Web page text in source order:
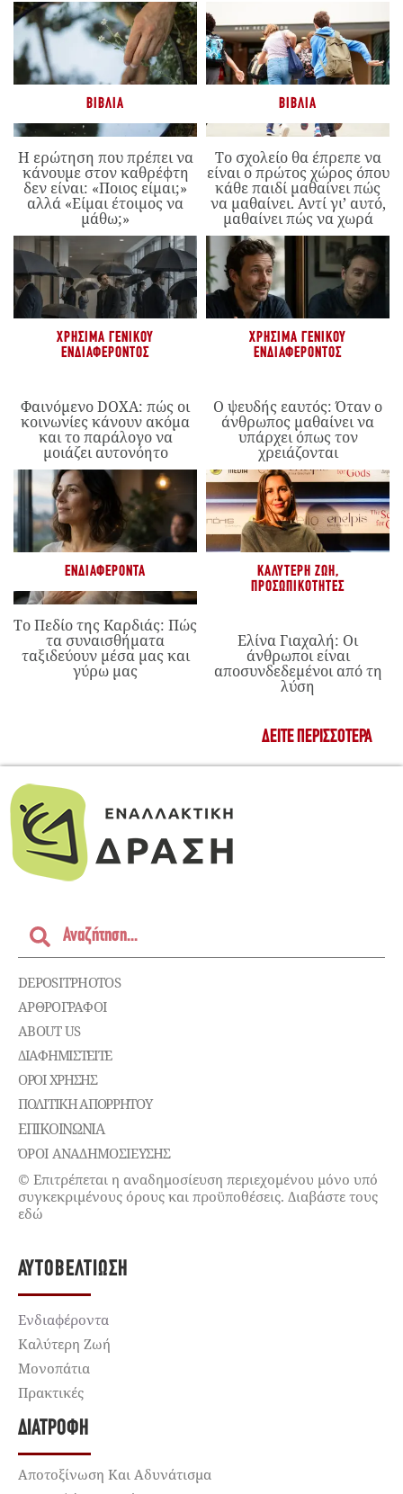
ΒΙΒΛΊΑ
Η ερώτηση που πρέπει να
κάνουμε στον καθρέφτη
δεν είναι: «Ποιος είμαι;»
αλλά «Είμαι έτοιμος να
μάθω;»
ΒΙΒΛΊΑ
Το σχολείο θα έπρεπε να
είναι ο πρώτος χώρος όπου
κάθε παιδί μαθαίνει πώς
να μαθαίνει. Αντί γι’ αυτό,
μαθαίνει πώς να χωρά
ΧΡΉΣΙΜΑ ΓΕΝΙΚΟΎ
ΕΝΔΙΑΦΈΡΟΝΤΟΣ
Φαινόμενο DOXA: πώς οι
κοινωνίες κάνουν ακόμα
και το παράλογο να
μοιάζει αυτονόητο
ΧΡΉΣΙΜΑ ΓΕΝΙΚΟΎ
ΕΝΔΙΑΦΈΡΟΝΤΟΣ
Ο ψευδής εαυτός: Όταν ο
άνθρωπος μαθαίνει να
υπάρχει όπως τον
χρειάζονται
ΕΝΔΙΑΦΈΡΟΝΤΑ
Το Πεδίο της Καρδιάς: Πώς
τα συναισθήματα
ταξιδεύουν μέσα μας και
γύρω μας
ΚΑΛΎΤΕΡΗ ΖΩΉ,
ΠΡΟΣΩΠΙΚΌΤΗΤΕΣ
Ελίνα Γιαχαλή: Οι
άνθρωποι είναι
αποσυνδεδεμένοι από τη
λύση
ΔΕΊΤΕ ΠΕΡΙΣΣΌΤΕΡΑ
DEPOSITPHOTOS
ΑΡΘΡΟΓΡΑΦΟΙ
ABOUT US
ΔΙΑΦΗΜΙΣΤΕΊΤΕ
ΌΡΟΙ ΧΡΉΣΗΣ
ΠΟΛΙΤΙΚΉ ΑΠΟΡΡΉΤΟΥ
ΕΠΙΚΟΙΝΩΝΊΑ
ΌΡΟΙ ΑΝΑΔΗΜΟΣΙΕΥΣΗΣ
© Επιτρέπεται η αναδημοσίευση περιεχομένου μόνο υπό
συγκεκριμένους όρους και προϋποθέσεις. Διαβάστε τους
εδώ
ΑΥΤΟΒΕΛΤΊΩΣΗ
Ενδιαφέροντα
Καλύτερη Ζωή
Μονοπάτια
Πρακτικές
ΔΙΑΤΡΟΦΉ
Αποτοξίνωση Και Αδυνάτισμα